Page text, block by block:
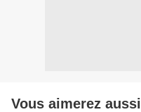
Vous aimerez aussi